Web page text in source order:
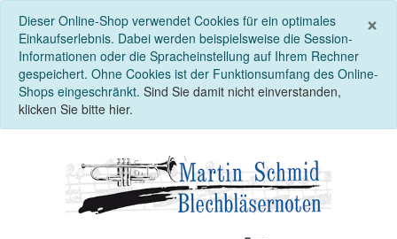
×
Dieser Online-Shop verwendet Cookies für ein optimales
Einkaufserlebnis. Dabei werden beispielsweise die Session-
Informationen oder die Spracheinstellung auf Ihrem Rechner
gespeichert. Ohne Cookies ist der Funktionsumfang des Online-
Shops eingeschränkt. Sind Sie damit nicht einverstanden,
klicken Sie bitte hier.